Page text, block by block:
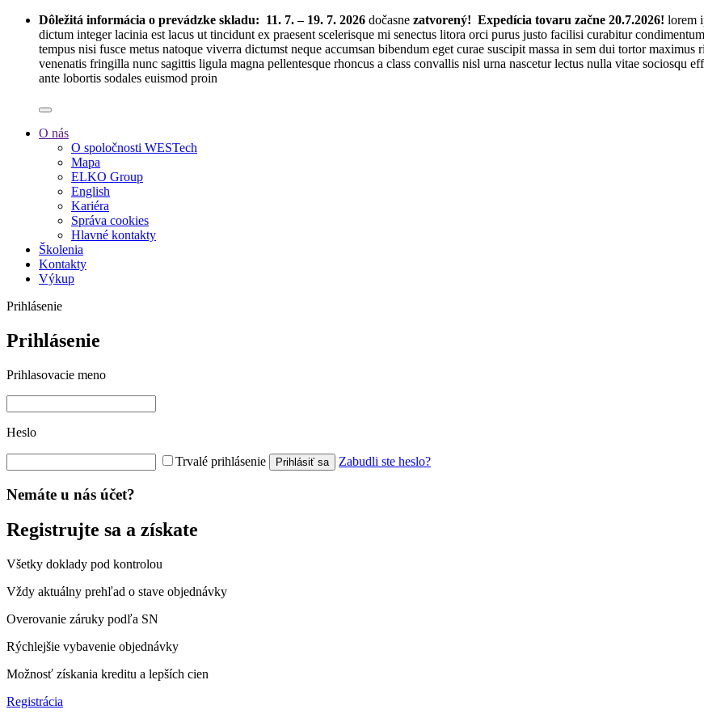
Dôležitá informácia o prevádzke skladu: 11. 7. – 19. 7. 2026 dočasne zatvorený! Expedícia tovaru začne 20.7.2026! lorem
dictum integer lacinia est lacus ut tincidunt ex praesent scelerisque mi senectus litora orci purus justo facilisi curabitur
tempus nisi fusce metus natoque viverra dictumst neque accumsan bibendum eget curae suscipit massa in sem dui tortor
venenatis fringilla nunc sagittis ligula magna pellentesque rhoncus a class convallis nisl urna nascetur lectus nulla vitae sociosqu
ante lobortis sodales euismod proin
O nás
O spoločnosti WESTech
Mapa
ELKO Group
English
Kariéra
Správa cookies
Hlavné kontakty
Školenia
Kontakty
Výkup
Prihlásenie
Prihlásenie
Prihlasovacie meno
Heslo
Trvalé prihlásenie Prihlásiť sa Zabudli ste heslo?
Nemáte u nás účet?
Registrujte sa a získate
Všetky doklady pod kontrolou
Vždy aktuálny prehľad o stave objednávky
Overovanie záruky podľa SN
Rýchlejšie vybavenie objednávky
Možnosť získania kreditu a lepších cien
Registrácia